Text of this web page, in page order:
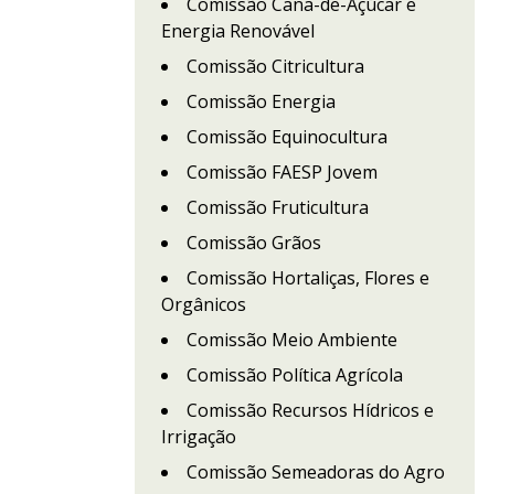
Energia Renovável
Comissão Citricultura
Comissão Energia
Comissão Equinocultura
Comissão FAESP Jovem
Comissão Fruticultura
Comissão Grãos
Comissão Hortaliças, Flores e
Orgânicos
Comissão Meio Ambiente
Comissão Política Agrícola
Comissão Recursos Hídricos e
Irrigação
Comissão Semeadoras do Agro